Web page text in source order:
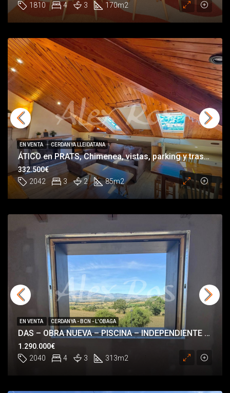
1810 4 3 170m2
ÁTICO en PRATS, Chimenea, vistas, parking y trastero
2042 3 2 85m2
332.500€
EN VENTA CERDANYA LLEIDATANA
DAS – OBRA NUEVA – PISCINA – INDEPENDIENTE – HABITACIÓN EN PLANTA
2040 4 3 313m2
1.290.000€
EN VENTA CERDANYA - BCN - L'OBAGA